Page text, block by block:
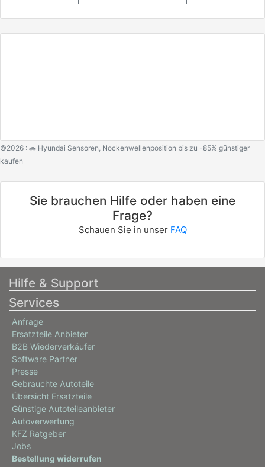
©2026 : 🚗 Hyundai Sensoren, Nockenwellenposition bis zu -85% günstiger
kaufen
Sie brauchen Hilfe oder haben eine
Frage?
Schauen Sie in unser FAQ
Hilfe & Support
Services
Anfrage
Ersatzteile Anbieter
B2B Wiederverkäufer
Software Partner
Presse
Gebrauchte Autoteile
Übersicht Ersatzteile
Günstige Autoteileanbieter
Autoverwertung
KFZ Ratgeber
Jobs
Bestellung widerrufen